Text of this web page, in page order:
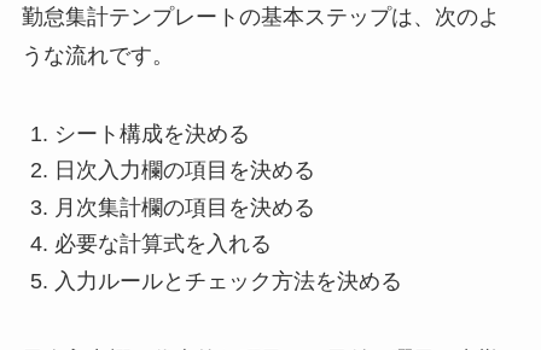
勤怠集計テンプレートの基本ステップは、次のよ
うな流れです。
シート構成を決める
日次入力欄の項目を決める
月次集計欄の項目を決める
必要な計算式を入れる
入力ルールとチェック方法を決める